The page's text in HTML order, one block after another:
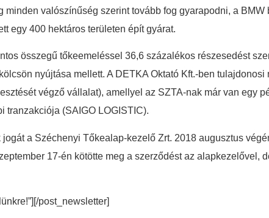
valószínűség szerint tovább fog gyarapodni, a
egy 400 hektáros területen épít gyárat.
összegű tőkeemeléssel 36,6 százalékos részesedést
nyújtása mellett. A DETKA Oktató Kft.-ben
végző vállalat), amellyel az SZTA-nak már van egy
tranzakciója (SAIGO LOGISTIC).
a Széchenyi Tőkealap-kezelő Zrt. 2018 augusztus
17-én kötötte meg a szerződést az alapkezelővel,
post_newsletter]